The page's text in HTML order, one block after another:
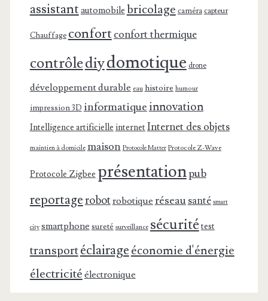
assistant automobile bricolage caméra capteur
Chauffage confortconfort thermique
contrôlediydomotique drone
développement durable eau histoire humour
impression 3D informatiqueinnovation
Intelligence artificielle internet Internet des objets
maintien à domicile maison Protocole Matter Protocole Z-Wave
Protocole Zigbee présentationpub
reportagerobotrobotique réseausanté smart
city smartphone sureté surveillance sécuritétest
transportéclairageéconomie d'énergie
électricité électronique